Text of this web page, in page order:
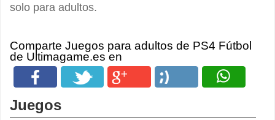
solo para adultos.
Comparte Juegos para adultos de PS4 Fútbol
de Ultimagame.es en
Juegos